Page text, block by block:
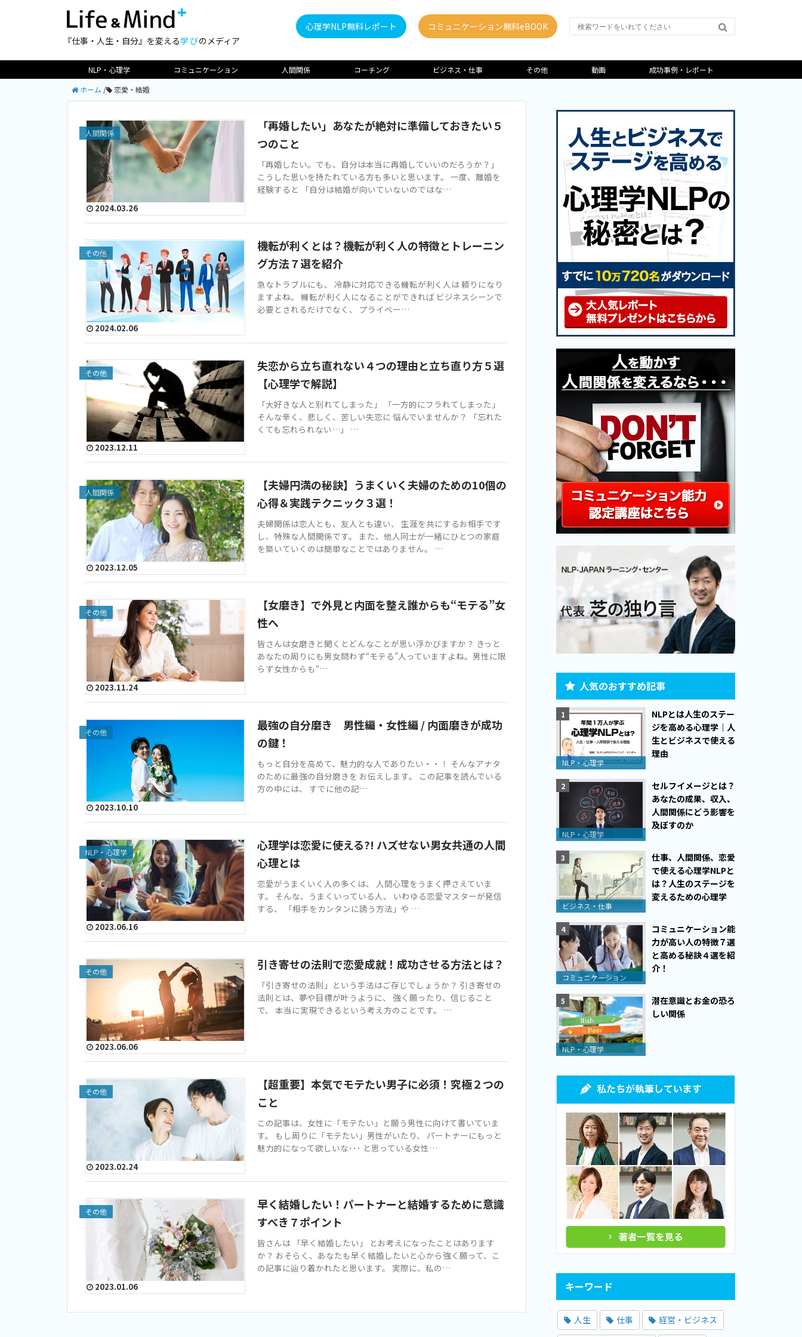
『仕事・人生・自分』を変える学びのメディア
心理学NLP無料レポート コミュニケーション無料eBOOK
NLP・心理学 コミュニケーション 人間関係 コーチング ビジネス・仕事 その他 動画
成功事例・レポート
ホーム / 恋愛・結婚
人間関係
2024.03.26
「再婚したい」あなたが絶対に準備しておきたい５
つのこと
「再婚したい。でも、自分は本当に再婚していいのだろうか？」
こうした思いを持たれている方も多いと思います。 一度、離婚を
経験すると 「自分は結婚が向いていないのではな…
その他
2024.02.06
機転が利くとは？機転が利く人の特徴とトレーニン
グ方法７選を紹介
急なトラブルにも、 冷静に対応できる機転が利く人は 頼りになり
ますよね。 機転が利く人になることができれば ビジネスシーンで
必要とされるだけでなく、 プライベー…
その他
2023.12.11
失恋から立ち直れない４つの理由と立ち直り方５選
【心理学で解説】
「大好きな人と別れてしまった」 「一方的にフラれてしまった」
そんな辛く、悲しく、苦しい失恋に 悩んでいませんか？ 「忘れた
くても忘れられない…」 …
人間関係
2023.12.05
【夫婦円満の秘訣】うまくいく夫婦のための10個の
心得＆実践テクニック３選！
夫婦関係は恋人とも、友人とも違い、 生涯を共にするお相手です
し、特殊な人間関係です。 また、他人同士が一緒にひとつの家庭
を築いていくのは簡単なことではありません。 …
その他
2023.11.24
【女磨き】で外見と内面を整え誰からも“モテる”女
性へ
皆さんは女磨きと聞くとどんなことが思い浮かびますか？ きっと
あなたの周りにも男女問わず“モテる”人っていますよね。男性に限
らず女性からも“…
その他
2023.10.10
最強の自分磨き 男性編・女性編 / 内面磨きが成功
の鍵！
もっと自分を高めて、魅力的な人でありたい・・！ そんなアナタ
のために最強の自分磨きを お伝えします。 この記事を読んでいる
方の中には、 すでに他の記…
NLP・心理学
2023.06.16
心理学は恋愛に使える?! ハズせない男女共通の人間
心理とは
恋愛がうまくいく人の多くは、 人間心理をうまく押さえていま
す。 そんな、うまくいっている人、 いわゆる恋愛マスターが発信
する、 「相手をカンタンに誘う方法」や …
その他
2023.06.06
引き寄せの法則で恋愛成就！成功させる方法とは？
「引き寄せの法則」という手法はご存じでしょうか？ 引き寄せの
法則とは、夢や目標が叶うように、 強く願ったり、信じること
で、 本当に実現できるという考え方のことです。 …
その他
2023.02.24
【超重要】本気でモテたい男子に必須！究極２つの
こと
この記事は、女性に「モテたい」と願う男性に向けて書いていま
す。 もし周りに「モテたい」男性がいたり、 パートナーにもっと
魅力的になって欲しいな･･･ と思っている女性…
その他
2023.01.06
早く結婚したい！パートナーと結婚するために意識
すべき７ポイント
皆さんは 「早く結婚したい」 とお考えになったことはあります
か？ おそらく、あなたも早く結婚したいと心から強く願って、こ
の記事に辿り着かれたと思います。 実際に、私の…
人気のおすすめ記事
NLP・心理学
NLPとは人生のステー
ジを高める心理学｜人
生とビジネスで使える
理由
NLP・心理学
セルフイメージとは？
あなたの成果、収入、
人間関係にどう影響を
及ぼすのか
ビジネス・仕事
仕事、人間関係、恋愛
で使える心理学NLPと
は？人生のステージを
変えるための心理学
コミュニケーション
コミュニケーション能
力が高い人の特徴７選
と高める秘訣４選を紹
介！
NLP・心理学
潜在意識とお金の恐ろ
しい関係
キーワード
人生 仕事 経営・ビジネス